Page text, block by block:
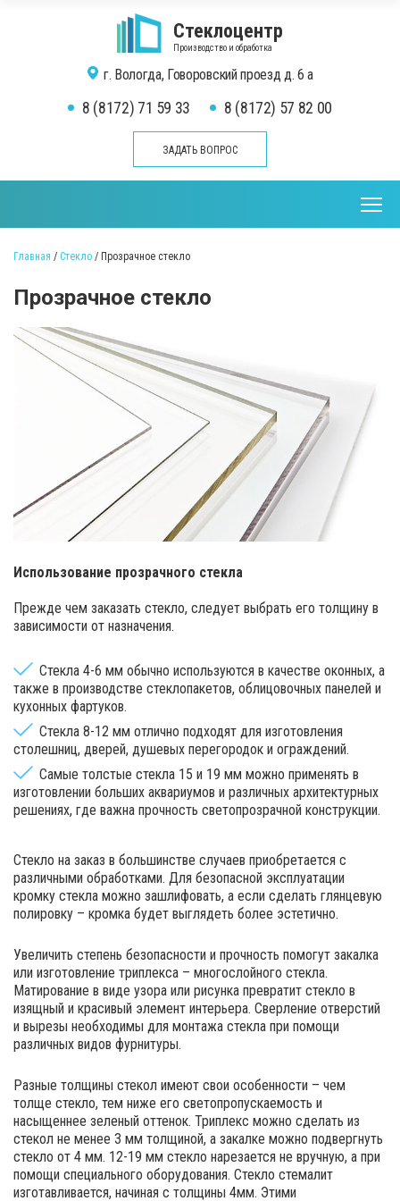
Стеклоцентр
Производство и обработка
г. Вологда, Говоровский проезд д. 6 а
8 (8172) 71 59 33 8 (8172) 57 82 00
ЗАДАТЬ ВОПРОС
Главная / Стекло / Прозрачное стекло
Прозрачное стекло
Использование прозрачного стекла
Прежде чем заказать стекло, следует выбрать его толщину в
зависимости от назначения.
Стекла 4-6 мм обычно используются в качестве оконных, а
также в производстве стеклопакетов, облицовочных панелей и
кухонных фартуков.
Стекла 8-12 мм отлично подходят для изготовления
столешниц, дверей, душевых перегородок и ограждений.
Самые толстые стекла 15 и 19 мм можно применять в
изготовлении больших аквариумов и различных архитектурных
решениях, где важна прочность светопрозрачной конструкции.
Стекло на заказ в большинстве случаев приобретается с
различными обработками. Для безопасной эксплуатации
кромку стекла можно зашлифовать, а если сделать глянцевую
полировку – кромка будет выглядеть более эстетично.
Увеличить степень безопасности и прочность помогут закалка
или изготовление триплекса – многослойного стекла.
Матирование в виде узора или рисунка превратит стекло в
изящный и красивый элемент интерьера. Сверление отверстий
и вырезы необходимы для монтажа стекла при помощи
различных видов фурнитуры.
Разные толщины стекол имеют свои особенности – чем
толще стекло, тем ниже его светопропускаемость и
насыщеннее зеленый оттенок. Триплекс можно сделать из
стекол не менее 3 мм толщиной, а закалке можно подвергнуть
стекло от 4 мм. 12-19 мм стекло нарезается не вручную, а при
помощи специального оборудования. Стекло стемалит
изготавливается, начиная с толщины 4мм. Этими